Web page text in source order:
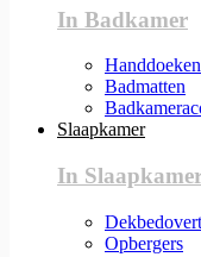
In Badkamer
Handdoeken
Badmatten
Slaapkamer
In
Opbergers